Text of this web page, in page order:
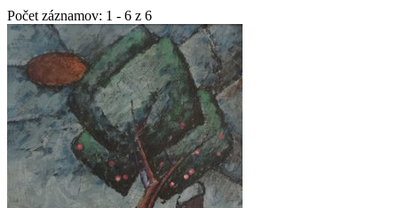
Počet záznamov: 1 - 6 z 6